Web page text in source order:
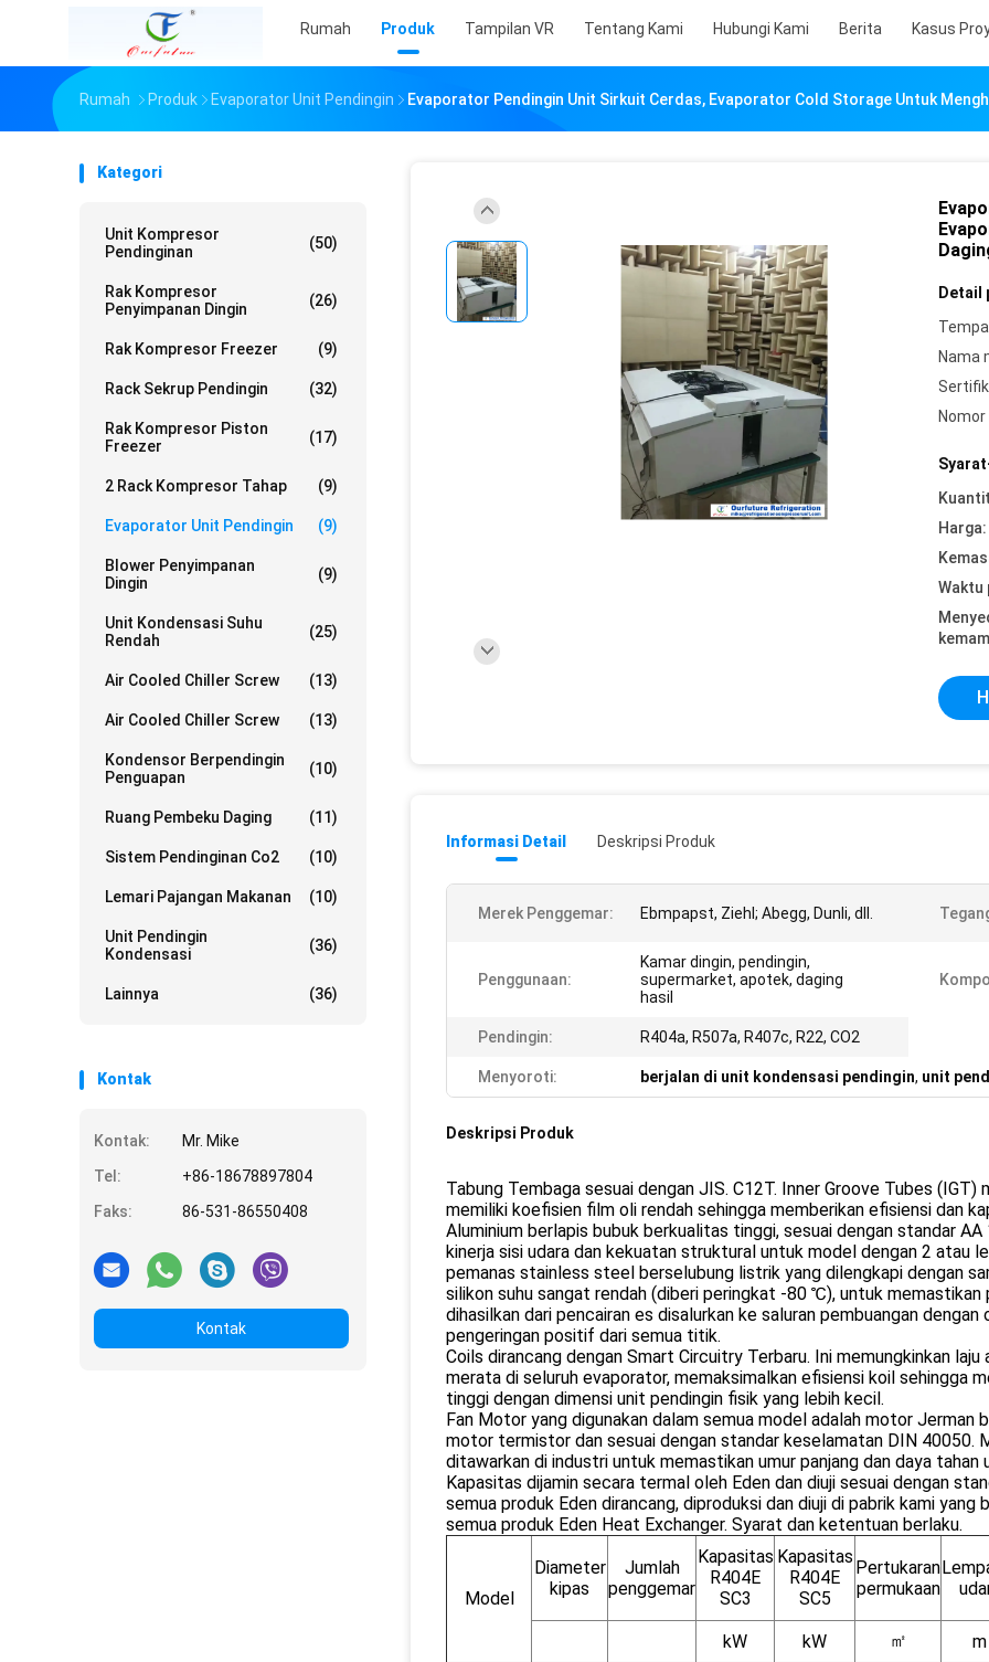
Rumah Produk Tampilan VR Tentang Kami Hubungi Kami Berita Kasus
Rumah Produk Evaporator Unit Pendingin Evaporator Pendingin Unit Sirkuit Cerdas, Evaporator Cold Storage Untuk
Kategori
Unit Kompresor
Pendinginan
(50)
Rak Kompresor
Penyimpanan Dingin
(26)
Rak Kompresor Freezer (9)
Rack Sekrup Pendingin (32)
Rak Kompresor Piston
Freezer
(17)
2 Rack Kompresor Tahap (9)
Evaporator Unit Pendingin (9)
Blower Penyimpanan
Dingin
(9)
Unit Kondensasi Suhu
Rendah
(25)
Air Cooled Chiller Screw (13)
Air Cooled Chiller Screw (13)
Kondensor Berpendingin
Penguapan
(10)
Ruang Pembeku Daging (11)
Sistem Pendinginan Co2 (10)
Lemari Pajangan Makanan (10)
Unit Pendingin
Kondensasi
(36)
Lainnya (36)
Kontak
Kontak:
Mr. Mike
Tel:
+86-18678897804
Faks:
86-531-86550408
Kontak
Detail
Nama
Harga:
Waktu
Informasi Detail Deskripsi Produk
Merek Penggemar: Ebmpapst, Ziehl; Abegg, Dunli, dll.
Penggunaan:
Kamar dingin, pendingin,
supermarket, apotek, daging
hasil
Pendingin: R404a, R507a, R407c, R22, CO2
Menyoroti: berjalan di unit kondensasi pendingin, unit
Deskripsi Produk
Tabung Tembaga sesuai dengan JIS. C12T. Inner Groove Tubes (IGT)
memiliki koefisien film oli rendah sehingga memberikan efisiensi dan
Aluminium berlapis bubuk berkualitas tinggi, sesuai dengan standar
kinerja sisi udara dan kekuatan struktural untuk model dengan 2 atau
pemanas stainless steel berselubung listrik yang dilengkapi dengan
silikon suhu sangat rendah (diberi peringkat -80 ℃), untuk
dihasilkan dari pencairan es disalurkan ke saluran pembuangan
pengeringan positif dari semua titik.
Coils dirancang dengan Smart Circuitry Terbaru. Ini memungkinkan
merata di seluruh evaporator, memaksimalkan efisiensi koil sehingga
tinggi dengan dimensi unit pendingin fisik yang lebih kecil.
Fan Motor yang digunakan dalam semua model adalah motor Jerman
motor termistor dan sesuai dengan standar keselamatan DIN 40050.
ditawarkan di industri untuk memastikan umur panjang dan daya
Kapasitas dijamin secara termal oleh Eden dan diuji sesuai dengan
semua produk Eden dirancang, diproduksi dan diuji di pabrik kami
semua produk Eden Heat Exchanger. Syarat dan ketentuan berlaku.
Model
Diameter
kipas
Jumlah
penggemar
Kapasitas
R404E
SC3
Kapasitas
R404E
SC5
Pertukaran
permukaan
kW kW ㎡
m